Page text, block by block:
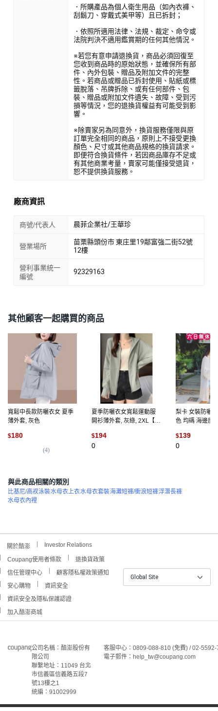
．所購產品為個人衛生用品（如內衣褲、
刮鬍刀、穿戴式美甲等）且已拆封；
．依照所適用法律、法規、裁定、命令或
法院判決不適用鑑賞期的任何其他情況。
※若您有意申請退換貨，商品必須回復至
您收到商品時的原始狀態，並確保所有部
件、內外包裝、贈品及附加文件的完整
性。若商品或贈品已拆封使用、貼紙或標
籤脫落、吊牌拆除、或有任何部件、包
裝、贈品或附加文件遺失、故障、受到污
損等情況，您的退換貨權益有可能受到影
響。
※除賣家另為同意外，換貨服務僅限與原
訂單完全相同的商品，原則上不接受更換
顏色、尺寸或其他商品規格的換貨請求。
即便符合換貨條件，若因商品庫存不足或
有其他商業考量，賣家可能僅接受退貨，
恕不提供換貨服務。
廠商資訊
商號/代表人 晨菲企業社/王華珍
營業場所
苗栗縣頭份市 東庄里19鄰富強二街52號
12樓
營利事業統一
編號
92329163
其他顧客一起購買的商品
寬鬆中長款防曬衣女 夏季
薄外套, 灰色
$180
(4)
夏季防曬衣女寬鬆運動服
開衫薄外套, 灰綠, 2XL【建
$194
0
梨卡 女裝防曬
色 均碼 海邊度
上出貨
$139
0
與此商品相關的類別
比基尼/高衩泳裝水母衣上衣水母衣套裝海灘短褲/衝浪短褲浮潛長褲
水母衣內裡
關於酷澎 Investor Relations
Coupang使用者條款
退換貨政策
信任管理中心
顧客隱私權政策通知
安心購物
資訊安全
資訊安全及隱私保護認證
加入酷澎商城
Global Site
公司名稱：酷澎股份有
限公司
聯繫地址：11049 台北
市信義區信義路五段7
號13樓之1
統編：91002999
客服中心：0809-088-810 (免費) / 02-
電子郵件：help_tw@coupang.com